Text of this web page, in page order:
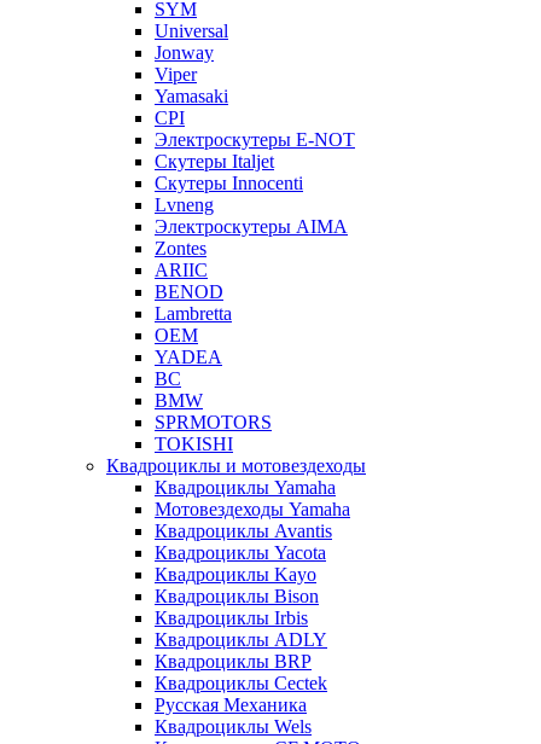
SYM
Universal
Jonway
Viper
Yamasaki
CPI
Электроскутеры E-NOT
Скутеры Italjet
Скутеры Innocenti
Lvneng
Электроскутеры AIMA
Zontes
ARIIC
BENOD
Lambretta
OEM
YADEA
BC
BMW
SPRMOTORS
TOKISHI
Квадроциклы и мотовездеходы
Квадроциклы Yamaha
Мотовездеходы Yamaha
Квадроциклы Avantis
Квадроциклы Yacota
Квадроциклы Kayo
Квадроциклы Bison
Квадроциклы Irbis
Квадроциклы ADLY
Квадроциклы BRP
Квадроциклы Cectek
Русская Механика
Квадроциклы Wels